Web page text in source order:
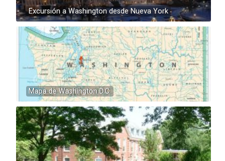
Excursión a Washington desde Nueva York
Mapa de Washington D.C.